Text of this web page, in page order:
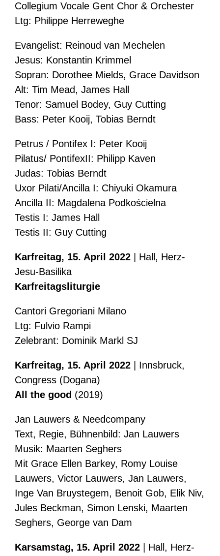
Collegium Vocale Gent Chor & Orchester
Ltg: Philippe Herreweghe
Evangelist: Reinoud van Mechelen
Jesus: Konstantin Krimmel
Sopran: Dorothee Mields, Grace Davidson
Alt: Tim Mead, James Hall
Tenor: Samuel Bodey, Guy Cutting
Bass: Peter Kooij, Tobias Berndt
Petrus / Pontifex I: Peter Kooij
Pilatus/ PontifexII: Philipp Kaven
Judas: Tobias Berndt
Uxor Pilati/Ancilla I: Chiyuki Okamura
Ancilla II: Magdalena Podkościelna
Testis I: James Hall
Testis II: Guy Cutting
Karfreitag, 15. April 2022 | Hall, Herz-
Jesu-Basilika
Karfreitagsliturgie
Cantori Gregoriani Milano
Ltg: Fulvio Rampi
Zelebrant: Dominik Markl SJ
Karfreitag, 15. April 2022
| Innsbruck,
Congress (Dogana)
All the good (2019)
Jan Lauwers & Needcompany
Text, Regie, Bühnenbild: Jan Lauwers
Musik: Maarten Seghers
Mit Grace Ellen Barkey, Romy Louise
Lauwers, Victor Lauwers, Jan Lauwers,
Inge Van Bruystegem, Benoit Gob, Elik Niv,
Jules Beckman, Simon Lenski, Maarten
Seghers, George van Dam
Karsamstag, 15. April 2022 | Hall, Herz-